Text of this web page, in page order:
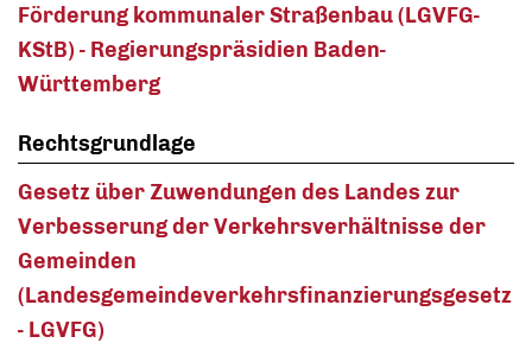
Förderung kommunaler Straßenbau (LGVFG-
KStB) - Regierungspräsidien Baden-
Württemberg
Rechtsgrundlage
Gesetz über Zuwendungen des Landes zur
Verbesserung der Verkehrsverhältnisse der
Gemeinden
(Landesgemeindeverkehrsfinanzierungsgesetz
- LGVFG)